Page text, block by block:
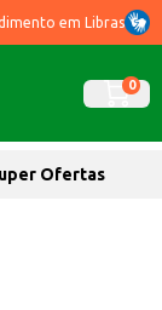
em Libras
0
Ofertas